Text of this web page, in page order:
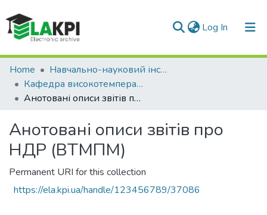
Log In (current)
Communities & Collections
All of DSpace
Home
Навчально-науковий інститут матеріалознавства та зварювання ім. Є.О. Патона (НН ІМЗ ім. Є.О. Патона)
Кафедра високотемпературних матеріалів та порошкової металургії (ВТМПМ)
Анотовані описи звітів про НДР (ВТМПМ)
Анотовані описи звітів про
НДР (ВТМПМ)
Permanent URI for this collection
https://ela.kpi.ua/handle/123456789/37086